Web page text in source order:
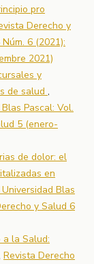
pro
Derecho y
6 (2021):
2021)
y
de salud ,
Pascal: Vol.
5 (enero-
de dolor: el
en
Blas
y Salud 6
a la Salud:
Revista Derecho